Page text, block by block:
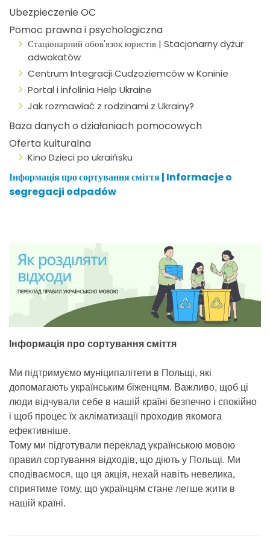
Ubezpieczenie OC
Pomoc prawna i psychologiczna
Стаціонарний обов'язок юристів | Stacjonarny dyżur
adwokatów
Centrum Integracji Cudzoziemców w Koninie
Portal i infolinia Help Ukraine
Jak rozmawiać z rodzinami z Ukrainy?
Baza danych o działaniach pomocowych
Oferta kulturalna
Kino Dzieci po ukraińsku
Інформація про сортування сміття | Informacje o
segregacji odpadów
Інформація про сортування сміття
Ми підтримуємо муніципалітети в Польщі, які
допомагають українським біженцям. Важливо, щоб ці
люди відчували себе в нашій країні безпечно і спокійно
і щоб процес їх акліматизації проходив якомога
ефективніше.
Тому ми підготували переклад українською мовою
правил сортування відходів, що діють у Польщі. Ми
сподіваємося, що ця акція, нехай навіть невелика,
сприятиме тому, що українцям стане легше жити в
нашій країні.